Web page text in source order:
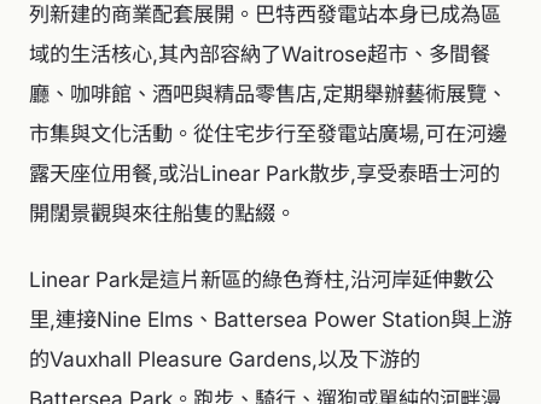
列新建的商業配套展開。巴特西發電站本身已成為區
域的生活核心,其內部容納了Waitrose超市、多間餐
廳、咖啡館、酒吧與精品零售店,定期舉辦藝術展覽、
市集與文化活動。從住宅步行至發電站廣場,可在河邊
露天座位用餐,或沿Linear Park散步,享受泰晤士河的
開闊景觀與來往船隻的點綴。
Linear Park是這片新區的綠色脊柱,沿河岸延伸數公
里,連接Nine Elms、Battersea Power Station與上游
的Vauxhall Pleasure Gardens,以及下游的
Battersea Park。跑步、騎行、遛狗或單純的河畔漫